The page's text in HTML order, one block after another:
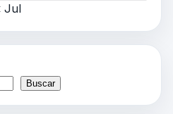
Jul
Buscar